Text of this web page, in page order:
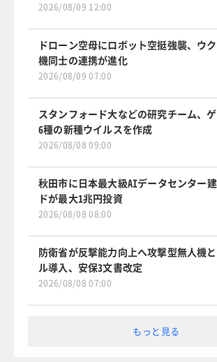
2026/08/09 12:00
ドローン空母にロボット空挺強襲、ウ
機同士の連携が進化
2026/08/09 07:00
スタンフォード大などの研究チーム、
6種の新種ウイルスを作成
2026/08/08 09:00
秋田市に日本最大級AIデータセンター建
ドが最大1兆円投資
2026/08/08 08:00
防衛省が反撃能力向上へ攻撃型無人機
ル導入、安保3文書改定
2026/08/08 07:00
もっと見る